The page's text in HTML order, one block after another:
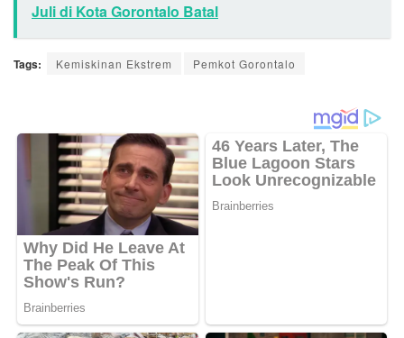
Juli di Kota Gorontalo Batal
Tags: Kemiskinan Ekstrem Pemkot Gorontalo